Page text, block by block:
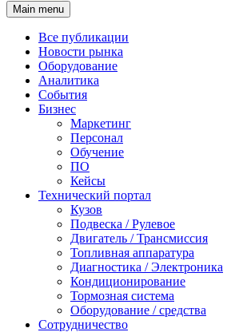
Main menu
Все публикации
Новости рынка
Оборудование
Аналитика
События
Бизнес
Маркетинг
Персонал
Обучение
ПО
Кейсы
Технический портал
Кузов
Подвеска / Рулевое
Двигатель / Трансмиссия
Топливная аппаратура
Диагностика / Электроника
Кондиционирование
Тормозная система
Оборудование / средства
Сотрудничество